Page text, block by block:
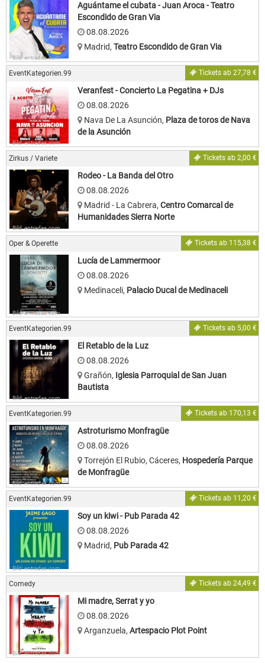
Bild: entradas.com
Aguántame el cubata - Juan Aroca - Teatro
Escondido de Gran Via
08.08.2026
Madrid, Teatro Escondido de Gran Via
EventKategorien.99 Tickets ab 27,78 €
Bild: entradas.com
Veranfest - Concierto La Pegatina + DJs
08.08.2026
Nava De La Asunción, Plaza de toros de Nava
de la Asunción
Zirkus / Variete Tickets ab 2,00 €
Bild: entradas.com
Rodeo - La Banda del Otro
08.08.2026
Madrid - La Cabrera, Centro Comarcal de
Humanidades Sierra Norte
Oper & Operette Tickets ab 115,38 €
Bild: entradas.com
Lucía de Lammermoor
08.08.2026
Medinaceli, Palacio Ducal de Medinaceli
EventKategorien.99 Tickets ab 5,00 €
Bild: entradas.com
El Retablo de la Luz
08.08.2026
Grañón, Iglesia Parroquial de San Juan
Bautista
EventKategorien.99 Tickets ab 170,13 €
Bild: entradas.com
Astroturismo Monfragüe
08.08.2026
Torrejón El Rubio, Cáceres, Hospedería Parque
de Monfragüe
EventKategorien.99 Tickets ab 11,20 €
Bild: entradas.com
Soy un kiwi - Pub Parada 42
08.08.2026
Madrid, Pub Parada 42
Comedy Tickets ab 24,49 €
Bild: entradas.com
Mi madre, Serrat y yo
08.08.2026
Arganzuela, Artespacio Plot Point